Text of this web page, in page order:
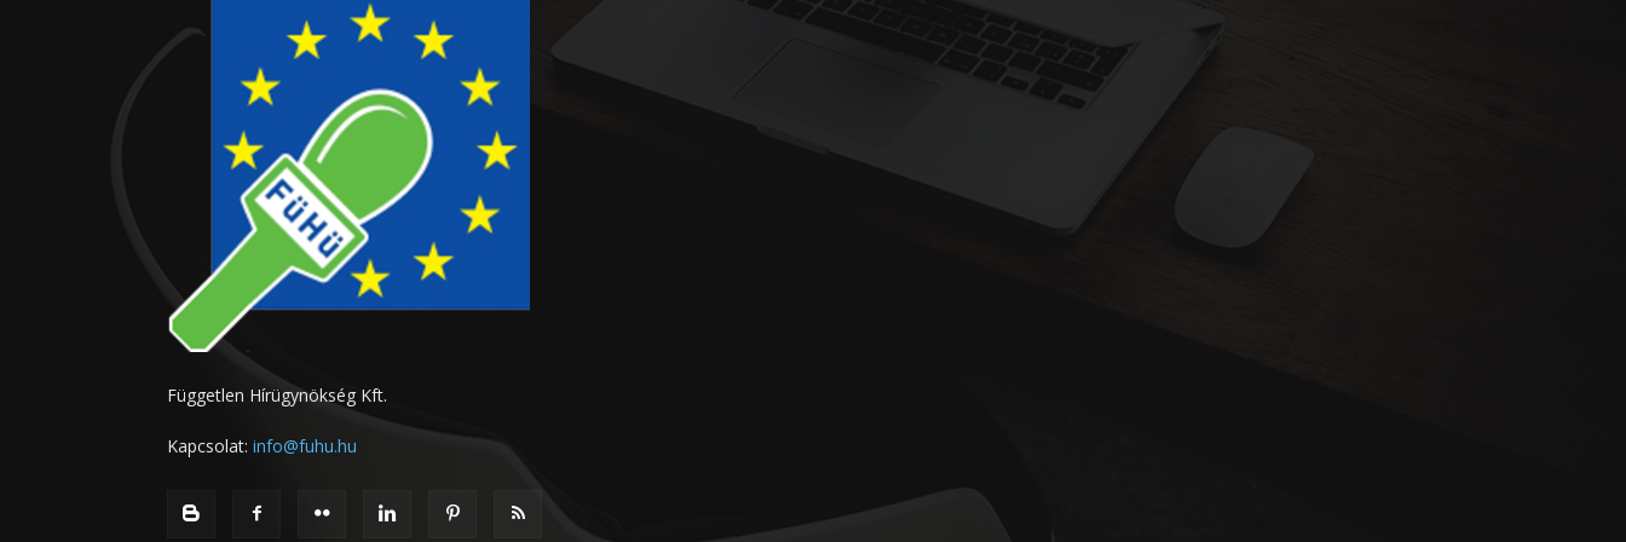
Független Hírügynökség Kft.
Kapcsolat: info@fuhu.hu